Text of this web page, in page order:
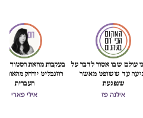
עולם שבו אסור לדבר על
עד ששופט מאשר
שנפגעת
אילנה פז
בעקבות מחאת
רוזנבליט יורחק
העברית
אילי פארי